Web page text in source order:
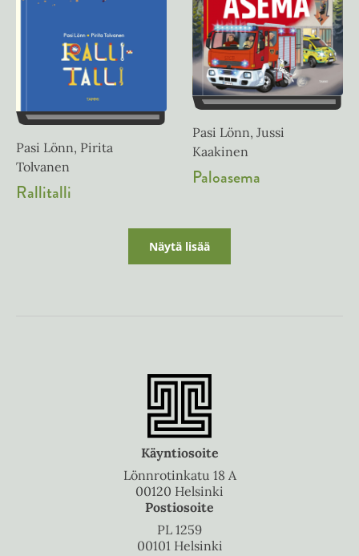
Pasi Lönn, Pirita
Tolvanen
Rallitalli
Pasi Lönn, Jussi
Kaakinen
Paloasema
Näytä lisää
Käyntiosoite
Lönnrotinkatu 18 A
00120 Helsinki
Postiosoite
PL 1259
00101 Helsinki